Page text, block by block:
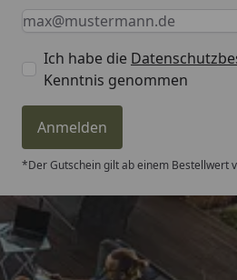
Keine Eingabe erforderlich
Eingabe erforderlich
E-Mail *
Ich habe die
Kenntnis genommen
Anmelden
*Der Gutschein gilt ab einem Bestellwert
Trusted